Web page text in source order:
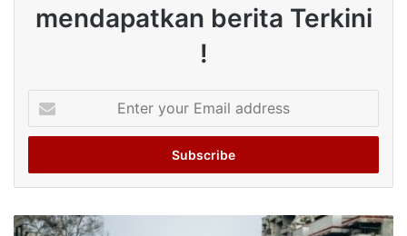
mendapatkan berita Terkini
!
your
Email